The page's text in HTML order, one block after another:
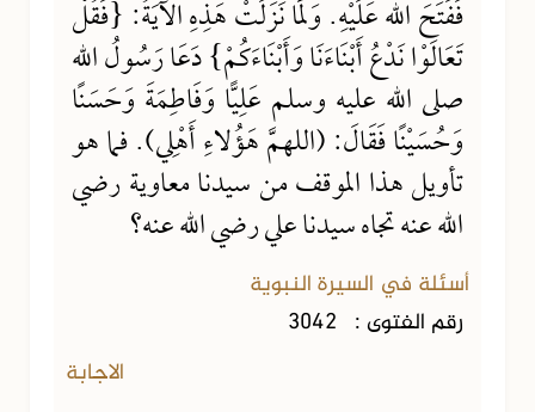
فَفَتَحَ الله عَلَيْهِ. وَلَمَّا نَزَلَتْ هَذِهِ الآيَةُ: {فَقُلْ
تَعَالَوْا نَدْعُ أَبْنَاءَنَا وَأَبْنَاءَكُمْ} دَعَا رَسُولُ الله
صلى الله عليه وسلم عَلِيًّا وَفَاطِمَةَ وَحَسَنًا
وَحُسَيْنًا فَقَالَ: (اللهمَّ هَؤُلاءِ أَهْلِي). فما هو
تأويل هذا الموقف من سيدنا معاوية رضي
الله عنه تجاه سيدنا علي رضي الله عنه؟
أسئلة في السيرة النبوية
رقم الفتوى : 3042
الاجابة